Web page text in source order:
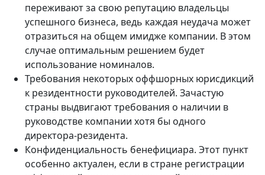
переживают за свою репутацию владельцы
успешного бизнеса, ведь каждая неудача может
отразиться на общем имидже компании. В этом
случае оптимальным решением будет
использование номиналов.
Требования некоторых оффшорных юрисдикций
к резидентности руководителей. Зачастую
страны выдвигают требования о наличии в
руководстве компании хотя бы одного
директора-резидента.
Конфиденциальность бенефициара. Этот пункт
особенно актуален, если в стране регистрации